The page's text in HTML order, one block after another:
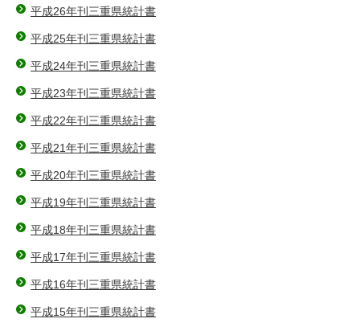
平成26年刊三重県統計書
平成25年刊三重県統計書
平成24年刊三重県統計書
平成23年刊三重県統計書
平成22年刊三重県統計書
平成21年刊三重県統計書
平成20年刊三重県統計書
平成19年刊三重県統計書
平成18年刊三重県統計書
平成17年刊三重県統計書
平成16年刊三重県統計書
平成15年刊三重県統計書